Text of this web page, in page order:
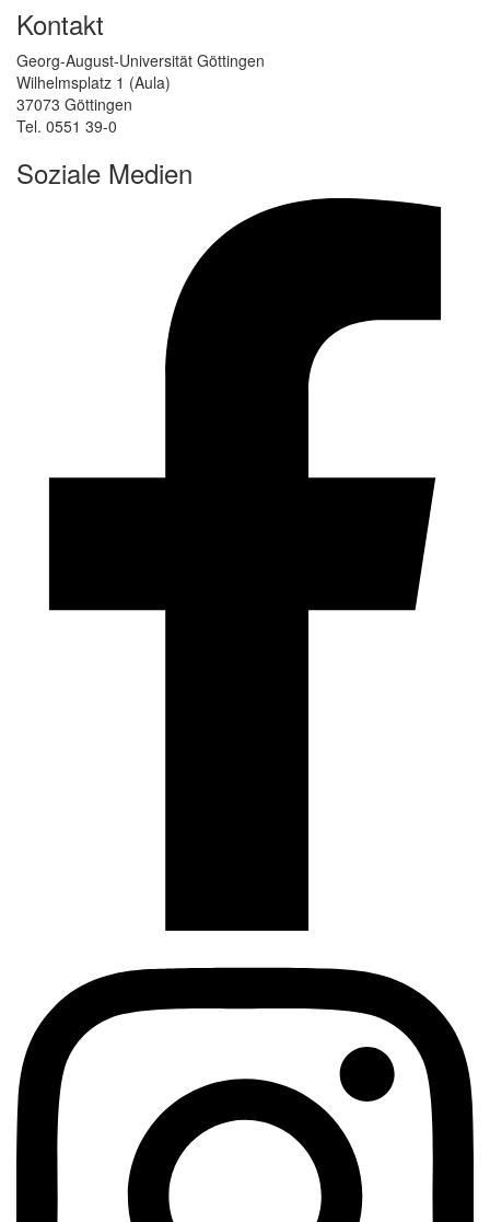
Kontakt
Georg-August-Universität Göttingen
Wilhelmsplatz 1 (Aula)
37073 Göttingen
Tel. 0551 39-0
Soziale Medien